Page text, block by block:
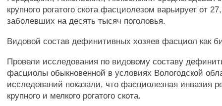
крупного рогатого скота фасциолезом варьирует от
заболевших на десять тысяч поголовья.
Видовой состав дефинитивных хозяев фасциол как
Провели исследования по видовому составу
фасциолы обыкновенной в условиях Вологодской
исследований показали, что фасциолезная инвазия
крупного и мелкого рогатого скота.